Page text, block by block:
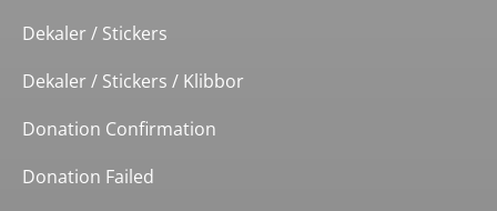
Dekaler / Stickers
Dekaler / Stickers / Klibbor
Donation Confirmation
Donation Failed